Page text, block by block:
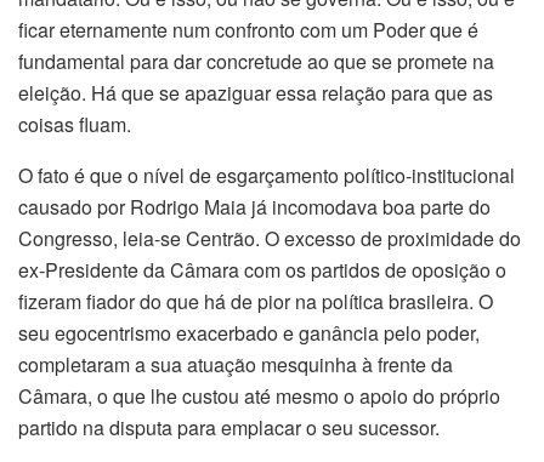
ficar eternamente num confronto com um Poder que é
fundamental para dar concretude ao que se promete na
eleição. Há que se apaziguar essa relação para que as
coisas fluam.
O fato é que o nível de esgarçamento político-institucional
causado por Rodrigo Maia já incomodava boa parte do
Congresso, leia-se Centrão. O excesso de proximidade do
ex-Presidente da Câmara com os partidos de oposição o
fizeram fiador do que há de pior na política brasileira. O
seu egocentrismo exacerbado e ganância pelo poder,
completaram a sua atuação mesquinha à frente da
Câmara, o que lhe custou até mesmo o apoio do próprio
partido na disputa para emplacar o seu sucessor.